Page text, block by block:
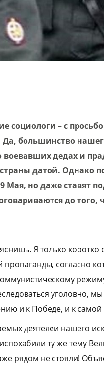
социологи – с
большинство
воевавших дедах и
датой. Однако
Мая, но даже ставят
до того,
Я только коротко
согласно
уголовно,
и к Победе, и к
деятелей нашего
ту же тему
рядом не стояли!